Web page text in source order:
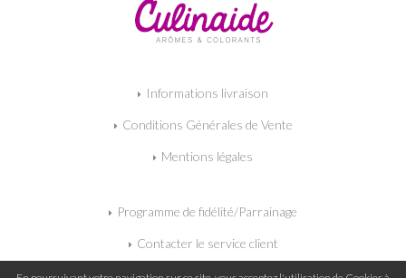
Informations livraison
Conditions Générales de Vente
Mentions légales
Programme de fidélité/Parrainage
Contacter le service client
Mon panier